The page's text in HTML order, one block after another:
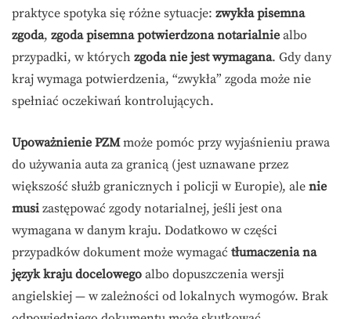
praktyce spotyka się różne sytuacje: zwykła pisemna
zgoda, zgoda pisemna potwierdzona notarialnie albo
przypadki, w których zgoda nie jest wymagana. Gdy dany
kraj wymaga potwierdzenia, “zwykła” zgoda może nie
spełniać oczekiwań kontrolujących.
Upoważnienie PZMmoże pomóc przy wyjaśnieniu prawa
do używania auta za granicą (jest uznawane przez
większość służb granicznych i policji w Europie), ale nie
musi zastępować zgody notarialnej, jeśli jest ona
wymagana w danym kraju. Dodatkowo w części
przypadków dokument może wymagać tłumaczenia na
język kraju docelowego albo dopuszczenia wersji
angielskiej — w zależności od lokalnych wymogów. Brak